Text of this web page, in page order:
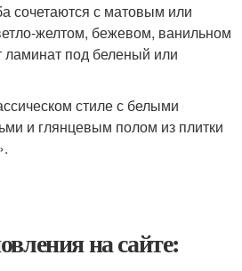
сочетаются с матовым или
желтом, бежевом, ванильном
ламинат под беленый или
стиле с белыми
и глянцевым полом из плитки
на сайте: